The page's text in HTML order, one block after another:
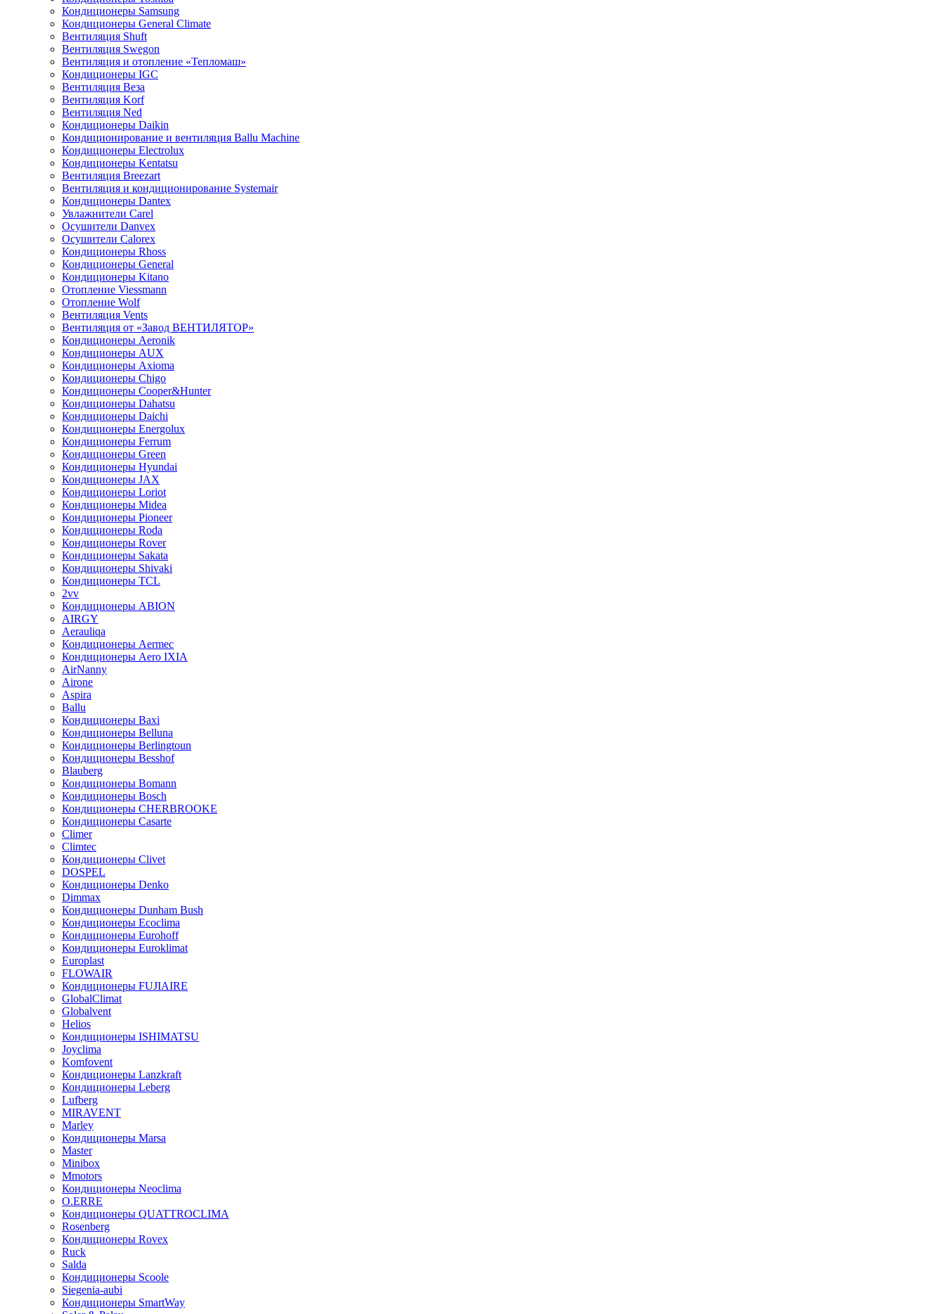
Кондиционеры Samsung
Кондиционеры General Climate
Вентиляция Shuft
Вентиляция Swegon
Вентиляция и отопление «Тепломаш»
Кондиционеры IGC
Вентиляция Веза
Вентиляция Korf
Вентиляция Ned
Кондиционеры Daikin
Кондиционирование и вентиляция Ballu Machine
Кондиционеры Electrolux
Кондиционеры Kentatsu
Вентиляция Breezart
Вентиляция и кондиционирование Systemair
Кондиционеры Dantex
Увлажнители Carel
Осушители Danvex
Осушители Calorex
Кондиционеры Rhoss
Кондиционеры General
Кондиционеры Kitano
Отопление Viessmann
Отопление Wolf
Вентиляция Vents
Вентиляция от «Завод ВЕНТИЛЯТОР»
Кондиционеры Aeronik
Кондиционеры AUX
Кондиционеры Axioma
Кондиционеры Chigo
Кондиционеры Cooper&Hunter
Кондиционеры Dahatsu
Кондиционеры Daichi
Кондиционеры Energolux
Кондиционеры Ferrum
Кондиционеры Green
Кондиционеры Hyundai
Кондиционеры JAX
Кондиционеры Loriot
Кондиционеры Midea
Кондиционеры Pioneer
Кондиционеры Roda
Кондиционеры Rover
Кондиционеры Sakata
Кондиционеры Shivaki
Кондиционеры TCL
2vv
Кондиционеры ABION
AIRGY
Aerauliqa
Кондиционеры Aermec
Кондиционеры Aero IXIA
AirNanny
Airone
Aspira
Ballu
Кондиционеры Baxi
Кондиционеры Belluna
Кондиционеры Berlingtoun
Кондиционеры Besshof
Blauberg
Кондиционеры Bomann
Кондиционеры Bosch
Кондиционеры CHERBROOKE
Кондиционеры Casarte
Climer
Climtec
Кондиционеры Clivet
DOSPEL
Кондиционеры Denko
Dimmax
Кондиционеры Dunham Bush
Кондиционеры Ecoclima
Кондиционеры Eurohoff
Кондиционеры Euroklimat
Europlast
FLOWAIR
Кондиционеры FUJIAIRE
GlobalClimat
Globalvent
Helios
Кондиционеры ISHIMATSU
Joyclima
Komfovent
Кондиционеры Lanzkraft
Кондиционеры Leberg
Lufberg
MIRAVENT
Marley
Кондиционеры Marsa
Master
Minibox
Mmotors
Кондиционеры Neoclima
O.ERRE
Кондиционеры QUATTROCLIMA
Rosenberg
Кондиционеры Rovex
Ruck
Salda
Кондиционеры Scoole
Siegenia-aubi
Кондиционеры SmartWay